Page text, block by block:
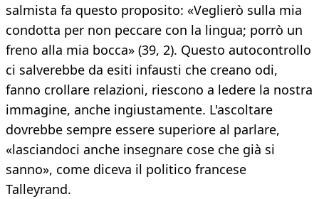
salmista fa questo proposito: «Veglierò sulla mia
condotta per non peccare con la lingua; porrò un
freno alla mia bocca» (39, 2). Questo autocontrollo
ci salverebbe da esiti infausti che creano odi,
fanno crollare relazioni, riescono a ledere la nostra
immagine, anche ingiustamente. L'ascoltare
dovrebbe sempre essere superiore al parlare,
«lasciandoci anche insegnare cose che già si
sanno», come diceva il politico francese
Talleyrand.